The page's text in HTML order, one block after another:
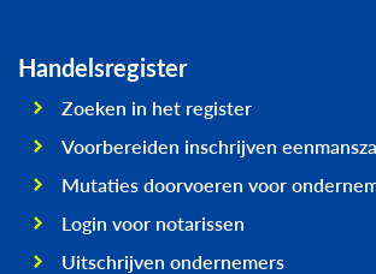
Handelsregister
Zoeken in het register
Voorbereiden inschrijven
Mutaties doorvoeren voor
Login voor notarissen
Uitschrijven ondernemers